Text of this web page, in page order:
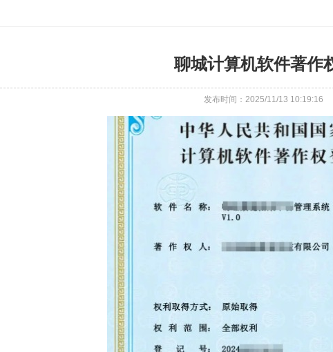
聊城计算机软件著作
发布时间：2025/11/13 10:19:16